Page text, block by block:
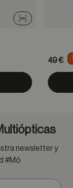
Probador
49 €
newsletter y
#Mó